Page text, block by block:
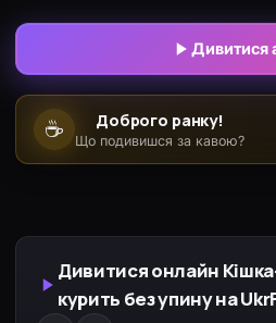
тяга, і вона майже одразу
вона колись узяти своє
залишиться жити в безладі,
своєї звички?
Дивитися
☕ Доброго ранку!
Що подивишся за кавою?
Дивитися онлайн
курить без упину на